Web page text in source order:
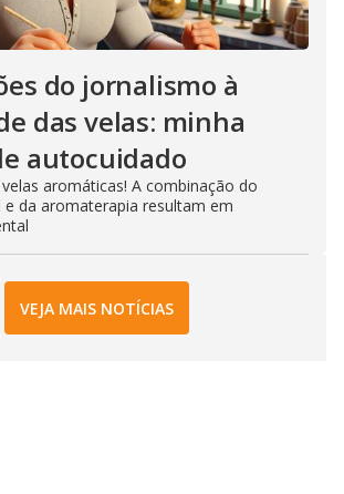
do jornalismo à
das velas: minha
autocuidado
aromáticas! A combinação do
da aromaterapia resultam em
VEJA MAIS NOTÍCIAS